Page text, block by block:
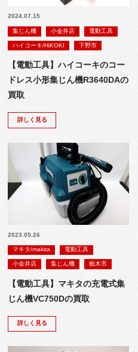
2024.07.15
集じん機 小金井店 電動工具
ハイコーキ/HiKOKI 下野市
【電動工具】ハイコーキのコー
ドレス小形集じん機R3640DAの
買取
詳しく見る
2023.05.26
マキタ/makita 電動工具
小金井店 集じん機 栃木市
【電動工具】マキタの充電式集
じん機VC750Dの買取
詳しく見る